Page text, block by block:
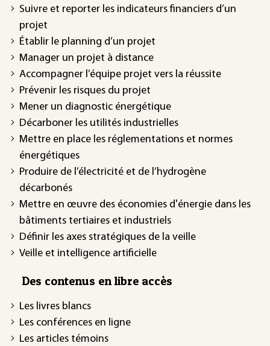
Suivre et reporter les indicateurs financiers d’un
projet
Établir le planning d’un projet
Manager un projet à distance
Accompagner l’équipe projet vers la réussite
Prévenir les risques du projet
Mener un diagnostic énergétique
Décarboner les utilités industrielles
Mettre en place les réglementations et normes
énergétiques
Produire de l’électricité et de l’hydrogène
décarbonés
Mettre en œuvre des économies d'énergie dans les
bâtiments tertiaires et industriels
Définir les axes stratégiques de la veille
Veille et intelligence artificielle
Des contenus en libre accès
Les livres blancs
Les conférences en ligne
Les articles témoins